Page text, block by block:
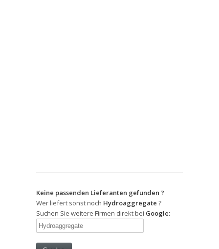
Keine passenden Lieferanten gefunden ?
Wer liefert sonst noch Hydroaggregate ?
Suchen Sie weitere Firmen direkt bei Google: